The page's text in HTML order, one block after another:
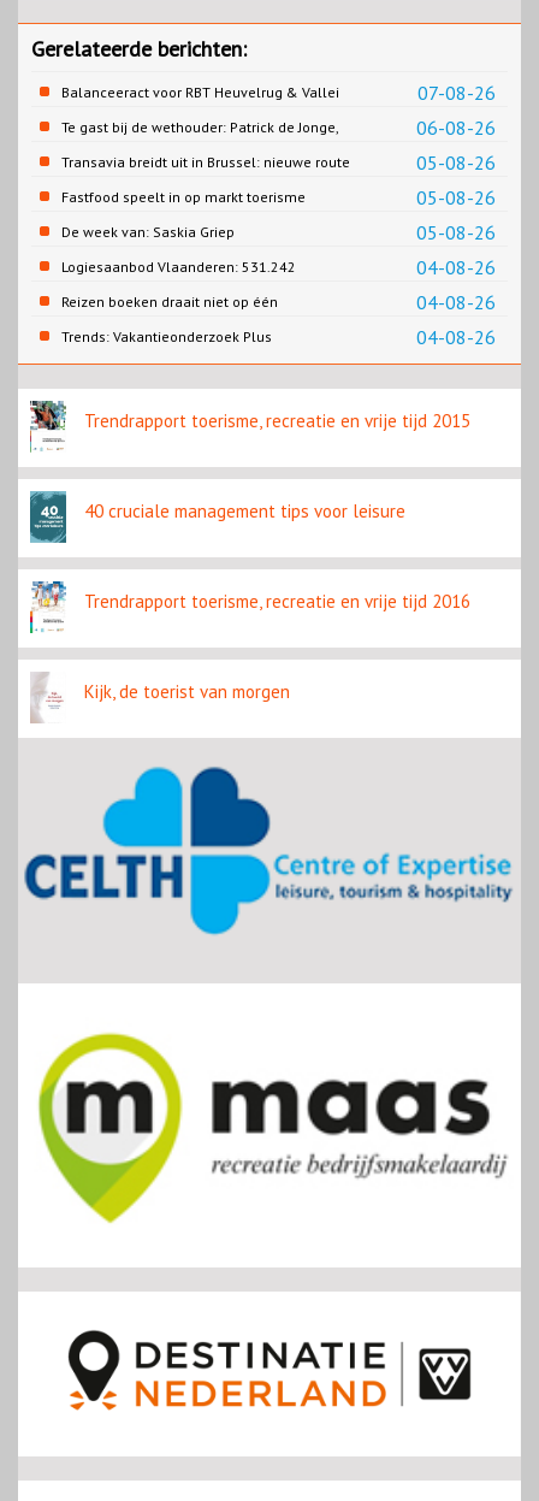
Gerelateerde berichten:
07-08-26
Balanceeract voor RBT Heuvelrug & Vallei
06-08-26
Te gast bij de wethouder: Patrick de Jonge,
Gemeente Emmen
05-08-26
Transavia breidt uit in Brussel: nieuwe route
naar Porto
05-08-26
Fastfood speelt in op markt toerisme
05-08-26
De week van: Saskia Griep
04-08-26
Logiesaanbod Vlaanderen: 531.242
slaapplaatsen
04-08-26
Reizen boeken draait niet op één
contentbron
04-08-26
Trends: Vakantieonderzoek Plus
Trendrapport toerisme, recreatie en vrije tijd 2015
40 cruciale management tips voor leisure
Trendrapport toerisme, recreatie en vrije tijd 2016
Kijk, de toerist van morgen